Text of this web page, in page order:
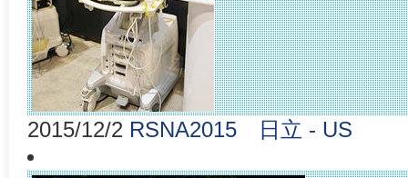
2015/12/2 RSNA2015 日立 - US